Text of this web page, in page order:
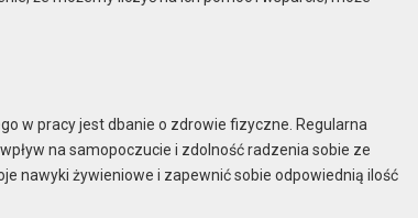
w pracy jest dbanie o zdrowie fizyczne. Regularna
na samopoczucie i zdolność radzenia sobie ze
nawyki żywieniowe i zapewnić sobie odpowiednią ilość